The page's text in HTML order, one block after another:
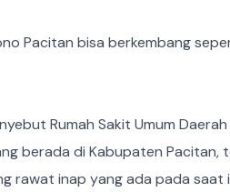
Pacitan bisa berkembang
Rumah Sakit Umum
berada di Kabupaten
rawat inap yang ada pada